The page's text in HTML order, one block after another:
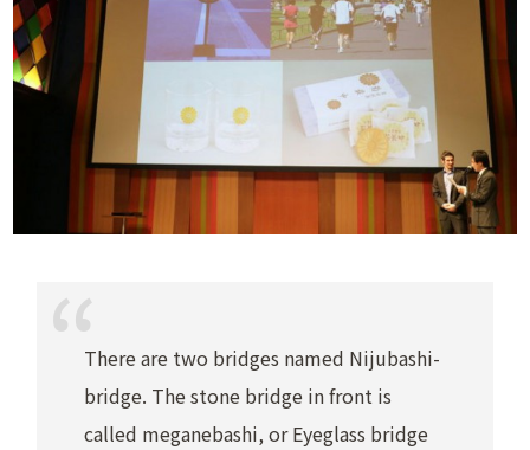
There are two bridges named Nijubashi-
bridge. The stone bridge in front is
called meganebashi, or Eyeglass bridge